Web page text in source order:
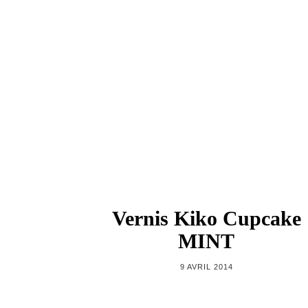
Vernis Kiko Cupcake
MINT
9 AVRIL 2014